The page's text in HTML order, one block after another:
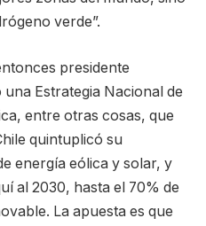
verde”.
presidente
Estrategia Nacional de
entre otras cosas, que
quintuplicó su
energía eólica y solar, y
al 2030, hasta el 70% de
La apuesta es que